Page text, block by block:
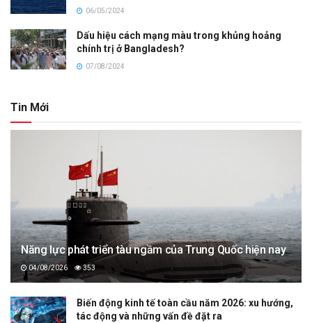
06/05/2024
Dấu hiệu cách mạng màu trong khủng hoảng
chính trị ở Bangladesh?
07/08/2024
Tin Mới
Năng lực phát triển tàu ngầm của Trung Quốc hiện nay
04/08/2026 353
Biến động kinh tế toàn cầu năm 2026: xu hướng,
tác động và những vấn đề đặt ra